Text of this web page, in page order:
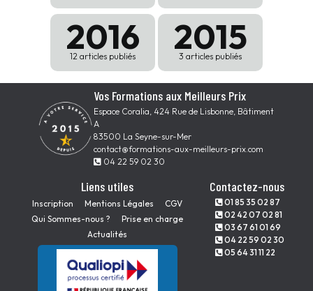
2016
12 articles publiés 2015
3 articles publiés
Vos Formations aux Meilleurs Prix
Espace Coralia, 424 Rue de Lisbonne, Bâtiment
A
83500 La Seyne-sur-Mer
contact@formations-aux-meilleurs-prix.com
04 22 59 02 30
Liens utiles
Inscription Mentions Légales
CGV
Qui Sommes-nous ?
Prise en charge
Actualités
Contactez-nous
01 85 35 02 87
02 42 07 02 81
03 67 61 01 69
04 22 59 02 30
05 64 31 11 22